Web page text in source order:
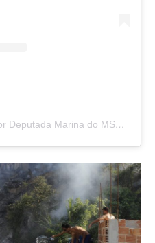
Uma publicação partilhada por Deputada Marina do MST (@marinadomst)